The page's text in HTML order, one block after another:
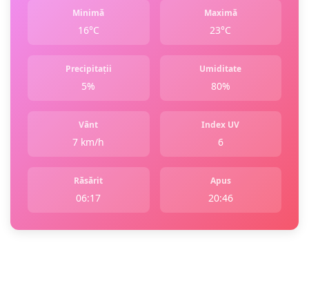
Minimă
16°C
Maximă
23°C
Precipitații
5%
Umiditate
80%
Vânt
7 km/h
Index UV
6
Răsărit
06:17
Apus
20:46